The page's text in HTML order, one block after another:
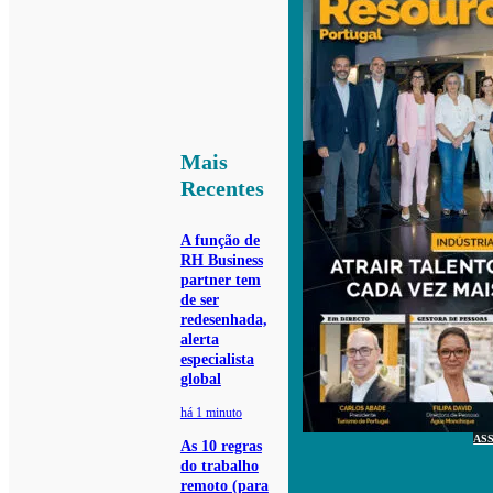
Mais
Recentes
A função de
RH Business
partner tem
de ser
redesenhada,
alerta
especialista
global
há 1 minuto
As 10 regras
do trabalho
remoto (para